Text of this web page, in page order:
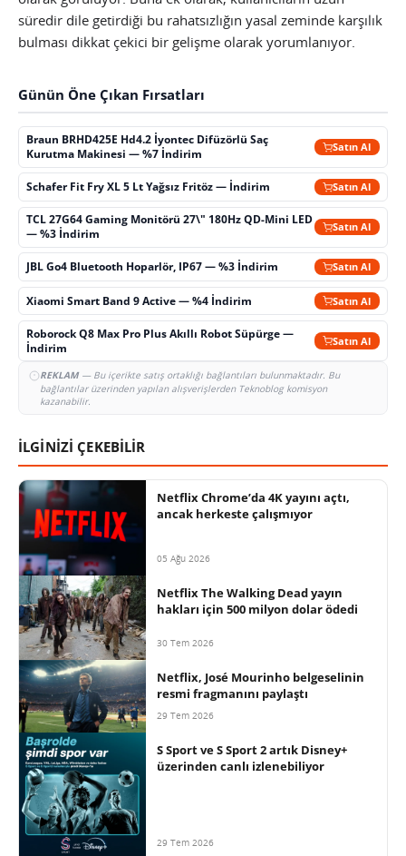
süredir dile getirdiği bu rahatsızlığın yasal zeminde karşılık
bulması dikkat çekici bir gelişme olarak yorumlanıyor.
Günün Öne Çıkan Fırsatları
Braun BRHD425E Hd4.2 İyontec Difüzörlü Saç
Kurutma Makinesi — %7 İndirim
Satın Al
Schafer Fit Fry XL 5 Lt Yağsız Fritöz — İndirim Satın Al
TCL 27G64 Gaming Monitörü 27\" 180Hz QD-Mini LED
— %3 İndirim
Satın Al
JBL Go4 Bluetooth Hoparlör, IP67 — %3 İndirim Satın Al
Xiaomi Smart Band 9 Active — %4 İndirim Satın Al
Roborock Q8 Max Pro Plus Akıllı Robot Süpürge —
İndirim
Satın Al
REKLAM— Bu içerikte satış ortaklığı bağlantıları bulunmaktadır. Bu
bağlantılar üzerinden yapılan alışverişlerden Teknoblog komisyon
kazanabilir.
İLGİNİZİ ÇEKEBİLİR
Netflix Chrome’da 4K yayını açtı,
ancak herkeste çalışmıyor
05 Ağu 2026
Netflix The Walking Dead yayın
hakları için 500 milyon dolar ödedi
30 Tem 2026
Netflix, José Mourinho belgeselinin
resmi fragmanını paylaştı
29 Tem 2026
S Sport ve S Sport 2 artık Disney+
üzerinden canlı izlenebiliyor
29 Tem 2026